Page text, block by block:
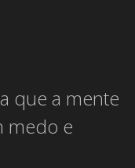
que a mente
medo e